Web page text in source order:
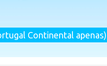
Continental apenas)